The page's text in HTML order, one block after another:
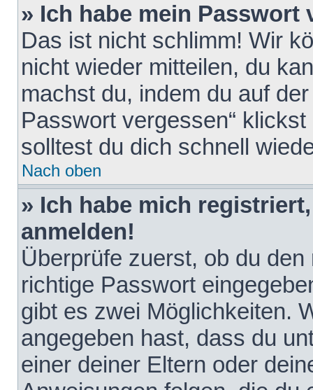
» Ich habe mein Passwort
Das ist nicht schlimm! Wir
nicht wieder mitteilen, du
machst du, indem du auf
Passwort vergessen“
solltest du dich schnell
Nach oben
» Ich habe mich
anmelden!
Überprüfe zuerst, ob du
richtige Passwort
gibt es zwei Möglichkeiten.
angegeben hast, dass du
einer deiner Eltern oder